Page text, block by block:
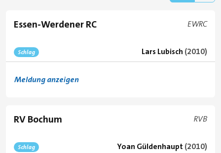
Essen-Werdener RC Club
EWRC
Schlag Lars Lubisch (2010)
Meldung anzeigen
RV Bochum Club
RVB
Schlag Yoan Güldenhaupt (2010)